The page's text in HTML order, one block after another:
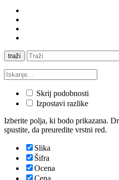
traži
Skrij podobnosti
Izpostavi razlike
Izberite polja, ki bodo prikazana.
spustite, da preuredite vrstni red.
Slika
Šifra
Ocena
Cena